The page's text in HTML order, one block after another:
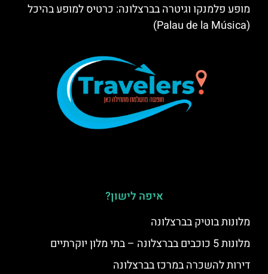
מופע פלמנקו וגיטרה בברצלונה: כרטיס למופע בהיכל
(Palau de la Música)
איפה לישון?
מלונות בוטיק בברצלונה
מלונות 5 כוכבים בברצלונה – בתי מלון יוקרתיים
דירות להשכרה במרכז בברצלונה